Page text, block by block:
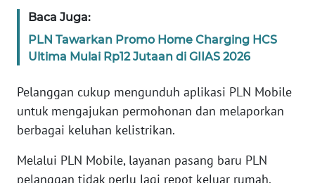
Baca Juga:
PLN Tawarkan Promo Home Charging HCS
Ultima Mulai Rp12 Jutaan di GIIAS 2026
Pelanggan cukup mengunduh aplikasi PLN Mobile
untuk mengajukan permohonan dan melaporkan
berbagai keluhan kelistrikan.
Melalui PLN Mobile, layanan pasang baru PLN
pelanggan tidak perlu lagi repot keluar rumah.
Wahana
Regional
WN